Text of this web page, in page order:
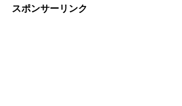
スポンサーリンク